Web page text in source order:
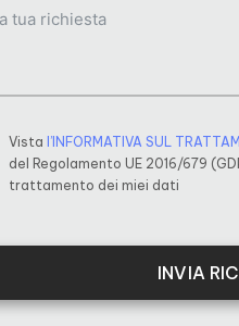
Vista l’INFORMATIVA SUL
del Regolamento UE 2016/679
trattamento dei miei dati
INVIA